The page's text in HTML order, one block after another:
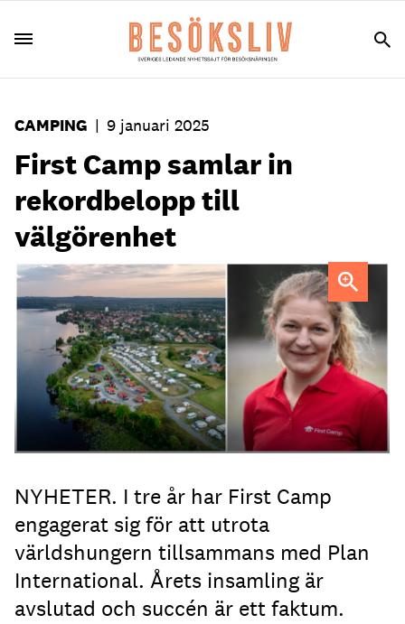
CAMPING | 9 januari 2025
First Camp samlar in
rekordbelopp till
välgörenhet
Ingela Lundkvist, First Camp
NYHETER. I tre år har First Camp
engagerat sig för att utrota
världshungern tillsammans med Plan
International. Årets insamling är
avslutad och succén är ett faktum.